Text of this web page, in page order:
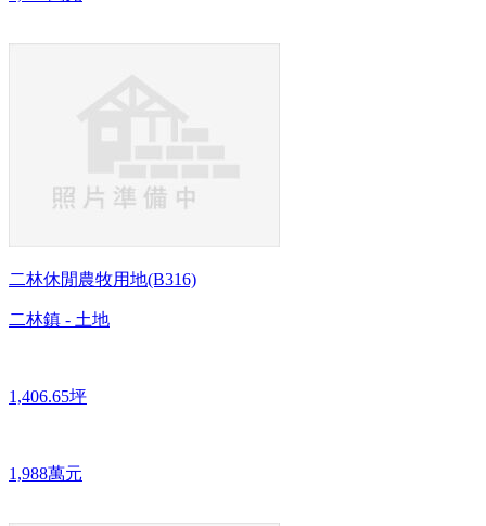
二林休閒農牧用地(B316)
二林鎮 - 土地
1,406.65坪
1,988萬元